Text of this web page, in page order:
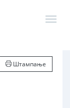
Штампање